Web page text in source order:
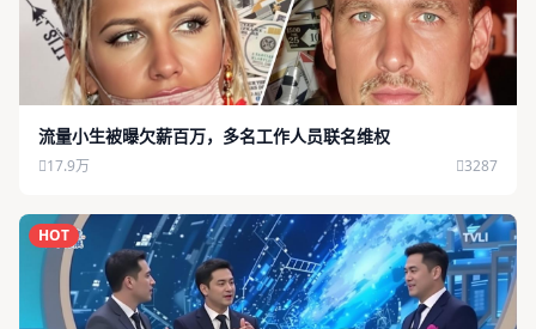
流量小生被曝欠薪百万，多名工作人员联名维权
17.9万 3287
HOT